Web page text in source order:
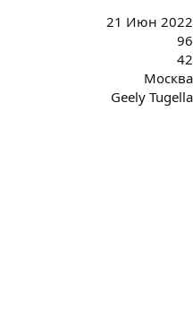
21 Июн 2022
96
42
Москва
Geely Tugella